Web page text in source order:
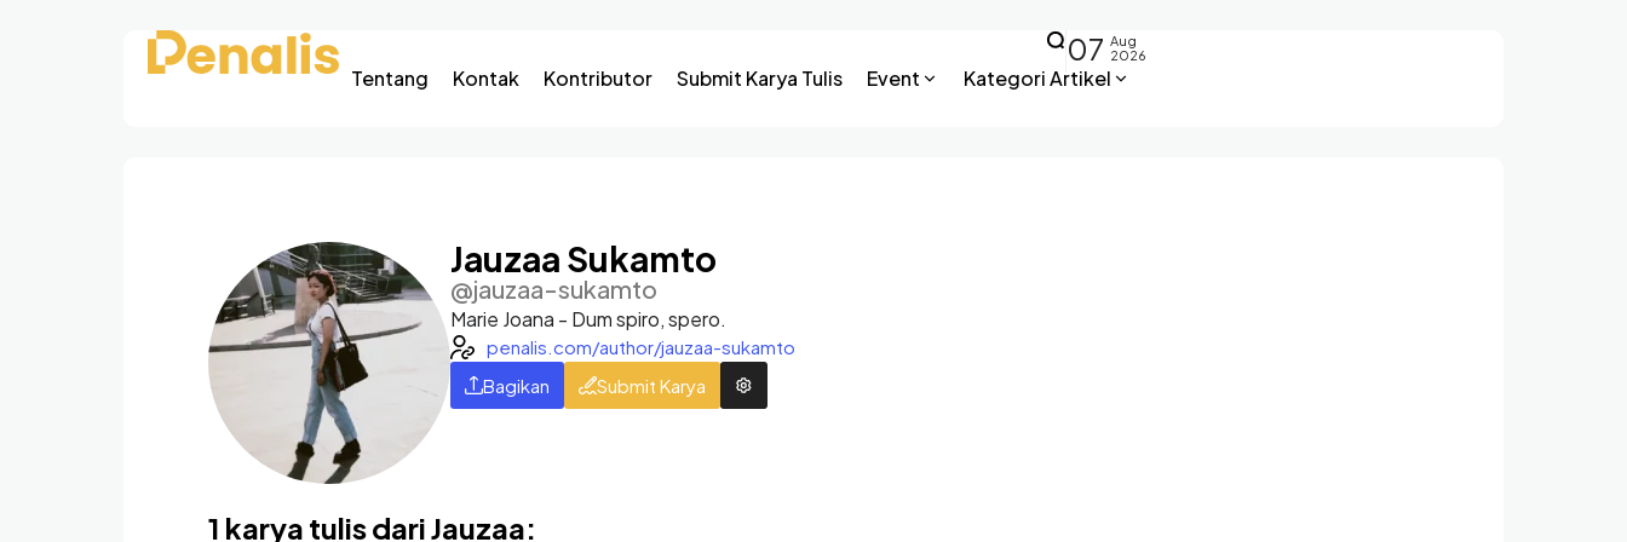
Tentang Kontak Kontributor Submit Karya Tulis Event Kategori Artikel
07 Aug
2026
Jauzaa Sukamto
@jauzaa-sukamto
Marie Joana - Dum spiro, spero.
penalis.com/author/jauzaa-sukamto
Bagikan
Submit Karya
1 karya tulis dari Jauzaa: